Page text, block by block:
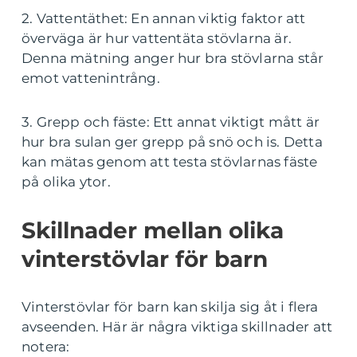
2. Vattentäthet: En annan viktig faktor att
överväga är hur vattentäta stövlarna är.
Denna mätning anger hur bra stövlarna står
emot vattenintrång.
3. Grepp och fäste: Ett annat viktigt mått är
hur bra sulan ger grepp på snö och is. Detta
kan mätas genom att testa stövlarnas fäste
på olika ytor.
Skillnader mellan olika
vinterstövlar för barn
Vinterstövlar för barn kan skilja sig åt i flera
avseenden. Här är några viktiga skillnader att
notera: